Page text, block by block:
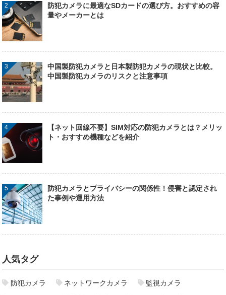
防犯カメラに最適なSDカードの選び方。おすすめの容
量やメーカーとは
中国製防犯カメラと日本製防犯カメラの現状と比較。
中国製防犯カメラのリスクと注意事項
【ネット回線不要】SIM対応の防犯カメラとは？メリッ
ト・おすすめ機種などを紹介
防犯カメラとプライバシーの関係性！侵害と認定され
た事例や運用方法
人気タグ
防犯カメラ ネットワークカメラ 監視カメラ